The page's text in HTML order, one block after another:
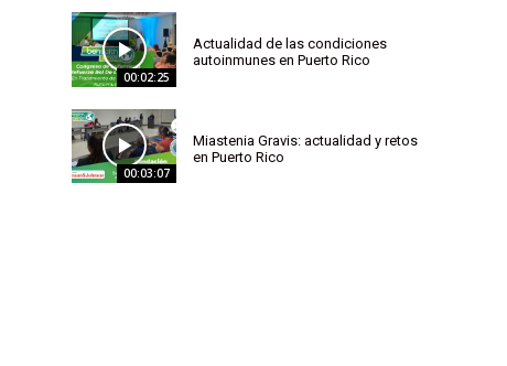
00:02:25
Actualidad de las condiciones
autoinmunes en Puerto Rico
00:03:07
Miastenia Gravis: actualidad y retos
en Puerto Rico